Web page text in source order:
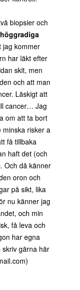
biopsier och
höggradiga
jag kommer
har läkt efter
skit, men
och att man
Läskigt att
cancer… Jag
om att ta bort
minska risker a
få tillbaka
haft det (och
Och då känner
oron och
på sikt, lika
nu känner jag
och min
få leva och
har egna
gärna här